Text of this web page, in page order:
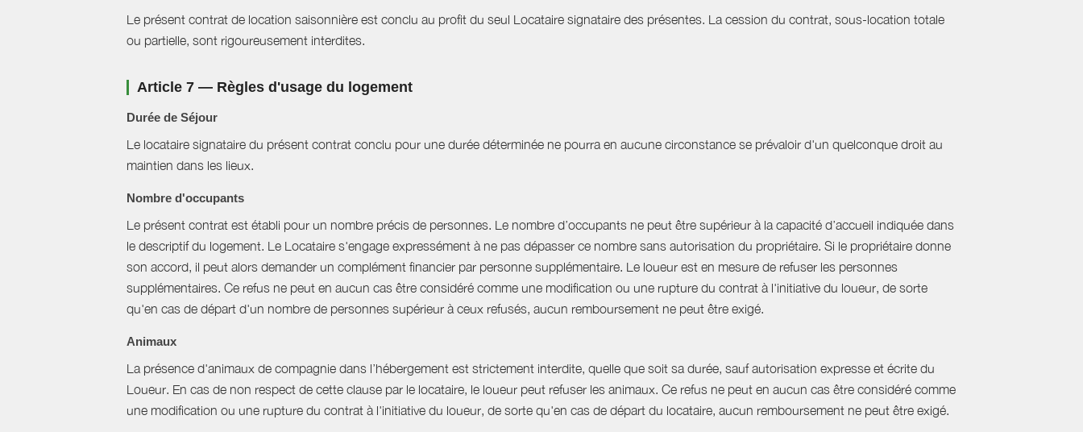
Le présent contrat de location saisonnière est conclu au profit du seul Locataire signataire des présentes. La cession du contrat, sous-location totale
ou partielle, sont rigoureusement interdites.
Article 7 — Règles d'usage du logement
Durée de Séjour
Le locataire signataire du présent contrat conclu pour une durée déterminée ne pourra en aucune circonstance se prévaloir d'un quelconque droit au
maintien dans les lieux.
Nombre d'occupants
Le présent contrat est établi pour un nombre précis de personnes. Le nombre d’occupants ne peut être supérieur à la capacité d’accueil indiquée dans
le descriptif du logement. Le Locataire s'engage expressément à ne pas dépasser ce nombre sans autorisation du propriétaire. Si le propriétaire donne
son accord, il peut alors demander un complément financier par personne supplémentaire. Le loueur est en mesure de refuser les personnes
supplémentaires. Ce refus ne peut en aucun cas être considéré comme une modification ou une rupture du contrat à l'initiative du loueur, de sorte
qu'en cas de départ d'un nombre de personnes supérieur à ceux refusés, aucun remboursement ne peut être exigé.
Animaux
La présence d'animaux de compagnie dans l’hébergement est strictement interdite, quelle que soit sa durée, sauf autorisation expresse et écrite du
Loueur. En cas de non respect de cette clause par le locataire, le loueur peut refuser les animaux. Ce refus ne peut en aucun cas être considéré comme
une modification ou une rupture du contrat à l'initiative du loueur, de sorte qu'en cas de départ du locataire, aucun remboursement ne peut être exigé.